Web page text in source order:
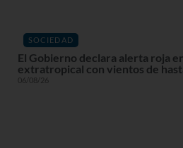
SOCIEDAD
El Gobierno declara alerta roja
extratropical con vientos de
06/08/26